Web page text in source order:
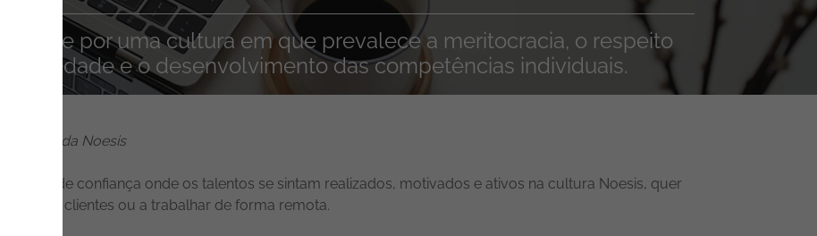
se por uma cultura em que prevalece a meritocracia, o respeito
e o desenvolvimento das competências individuais.
Director da Noesis
de confiança onde os talentos se sintam realizados, motivados e ativos na cultura Noesis, quer
dos clientes ou a trabalhar de forma remota.